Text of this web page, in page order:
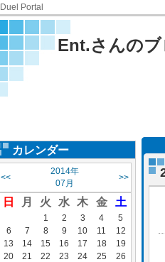
Duel Portal
Ent.さんの
カレンダー
<<
2014年
07月
>>
日 月 火 水 木 金 土
1 2 3 4
5
6
7 8 9 10 11
12
13
14 15 16 17 18
19
20
21 22 23 24 25
26